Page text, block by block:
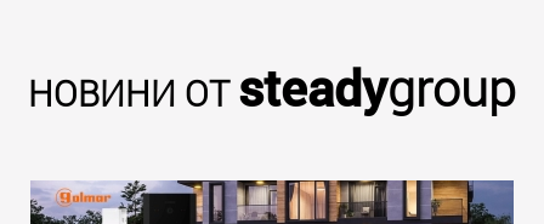
НОВИНИ ОТsteadygroup